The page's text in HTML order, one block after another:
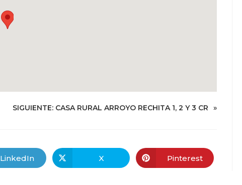
SIGUIENTE: CASA RURAL ARROYO RECHITA 1, 2 Y 3 CR »
LinkedIn X Pinterest